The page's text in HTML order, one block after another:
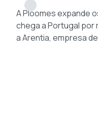
A Ploomes expande
chega a Portugal por
a Arentia, empresa